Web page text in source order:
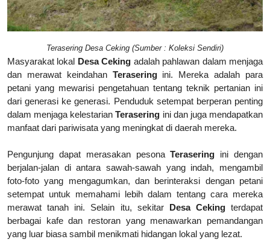
Terasering Desa Ceking (Sumber : Koleksi Sendiri)
Masyarakat lokal Desa Ceking adalah pahlawan dalam menjaga
dan merawat keindahan Teraseringini. Mereka adalah para
petani yang mewarisi pengetahuan tentang teknik pertanian ini
dari generasi ke generasi. Penduduk setempat berperan penting
dalam menjaga kelestarianTerasering ini dan juga mendapatkan
manfaat dari pariwisata yang meningkat di daerah mereka.
Pengunjung dapat merasakan pesonaTerasering ini dengan
berjalan-jalan di antara sawah-sawah yang indah, mengambil
foto-foto yang mengagumkan, dan berinteraksi dengan petani
setempat untuk memahami lebih dalam tentang cara mereka
merawat tanah ini. Selain itu, sekitar Desa Cekingterdapat
berbagai kafe dan restoran yang menawarkan pemandangan
yang luar biasa sambil menikmati hidangan lokal yang lezat.